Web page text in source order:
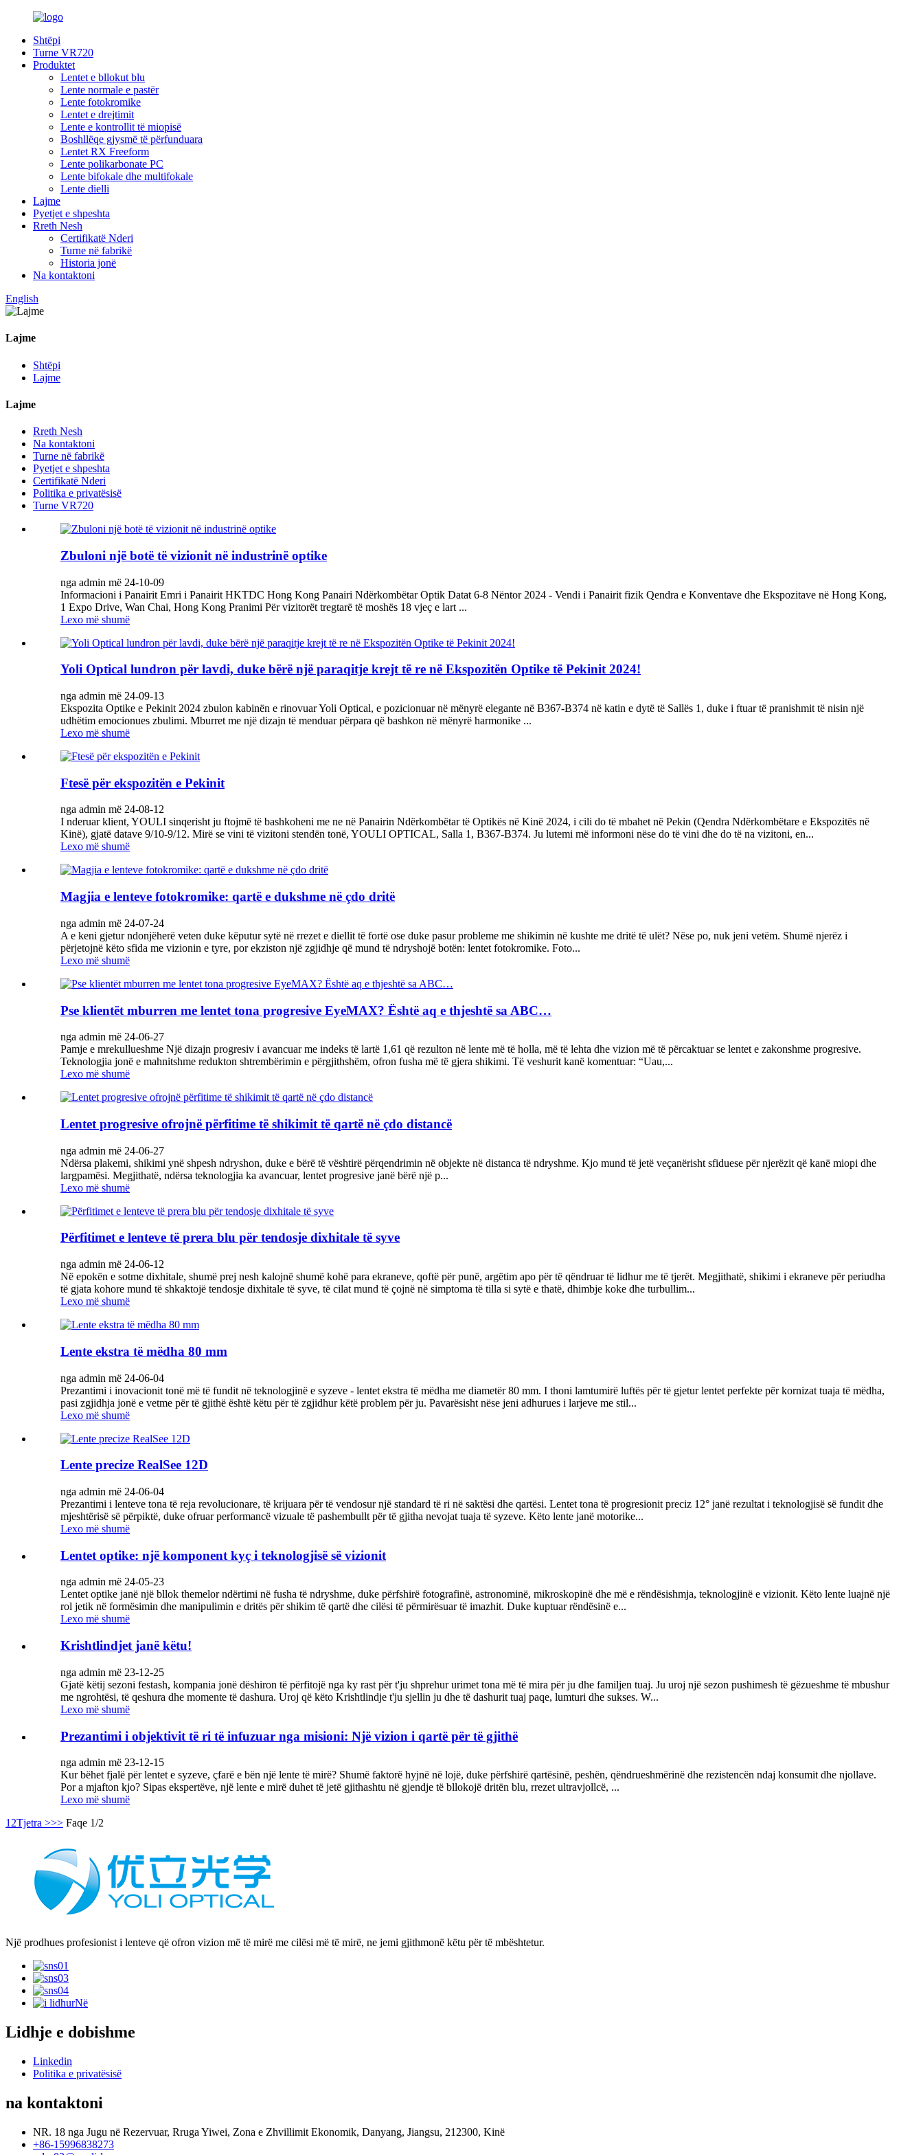
Shtëpi
Turne VR720
Produktet
Lentet e bllokut blu
Lente normale e pastër
Lente fotokromike
Lentet e drejtimit
Lente e kontrollit të miopisë
Boshllëqe gjysmë të përfunduara
Lentet RX Freeform
Lente polikarbonate PC
Lente bifokale dhe multifokale
Lente dielli
Lajme
Pyetjet e shpeshta
Rreth Nesh
Certifikatë Nderi
Turne në fabrikë
Historia jonë
Na kontaktoni
English
Lajme
Shtëpi
Lajme
Lajme
Rreth Nesh
Na kontaktoni
Turne në fabrikë
Pyetjet e shpeshta
Certifikatë Nderi
Politika e privatësisë
Turne VR720
Zbuloni një botë të vizionit në industrinë optike
nga admin më 24-10-09
Informacioni i Panairit Emri i Panairit HKTDC Hong Kong Panairi Ndërkombëtar Optik Datat 6-8 Nëntor 2024 - Vendi i Panairit fizik Qendra e Konventave dhe Ekspozitave në Hong Kong,
1 Expo Drive, Wan Chai, Hong Kong Pranimi Për vizitorët tregtarë të moshës 18 vjeç e lart ...
Lexo më shumë
Yoli Optical lundron për lavdi, duke bërë një paraqitje krejt të re në Ekspozitën Optike të Pekinit 2024!
nga admin më 24-09-13
Ekspozita Optike e Pekinit 2024 zbulon kabinën e rinovuar Yoli Optical, e pozicionuar në mënyrë elegante në B367-B374 në katin e dytë të Sallës 1, duke i ftuar të pranishmit të nisin një
udhëtim emocionues zbulimi. Mburret me një dizajn të menduar përpara që bashkon në mënyrë harmonike ...
Lexo më shumë
Ftesë për ekspozitën e Pekinit
nga admin më 24-08-12
I nderuar klient, YOULI sinqerisht ju ftojmë të bashkoheni me ne në Panairin Ndërkombëtar të Optikës në Kinë 2024, i cili do të mbahet në Pekin (Qendra Ndërkombëtare e Ekspozitës në
Kinë), gjatë datave 9/10-9/12. Mirë se vini të vizitoni stendën tonë, YOULI OPTICAL, Salla 1, B367-B374. Ju lutemi më informoni nëse do të vini dhe do të na vizitoni, en...
Lexo më shumë
Magjia e lenteve fotokromike: qartë e dukshme në çdo dritë
nga admin më 24-07-24
A e keni gjetur ndonjëherë veten duke këputur sytë në rrezet e diellit të fortë ose duke pasur probleme me shikimin në kushte me dritë të ulët? Nëse po, nuk jeni vetëm. Shumë njerëz i
përjetojnë këto sfida me vizionin e tyre, por ekziston një zgjidhje që mund të ndryshojë botën: lentet fotokromike. Foto...
Lexo më shumë
Pse klientët mburren me lentet tona progresive EyeMAX? Është aq e thjeshtë sa ABC…
nga admin më 24-06-27
Pamje e mrekullueshme Një dizajn progresiv i avancuar me indeks të lartë 1,61 që rezulton në lente më të holla, më të lehta dhe vizion më të përcaktuar se lentet e zakonshme progresive.
Teknologjia jonë e mahnitshme redukton shtrembërimin e përgjithshëm, ofron fusha më të gjera shikimi. Të veshurit kanë komentuar: “Uau,...
Lexo më shumë
Lentet progresive ofrojnë përfitime të shikimit të qartë në çdo distancë
nga admin më 24-06-27
Ndërsa plakemi, shikimi ynë shpesh ndryshon, duke e bërë të vështirë përqendrimin në objekte në distanca të ndryshme. Kjo mund të jetë veçanërisht sfiduese për njerëzit që kanë miopi dhe
largpamësi. Megjithatë, ndërsa teknologjia ka avancuar, lentet progresive janë bërë një p...
Lexo më shumë
Përfitimet e lenteve të prera blu për tendosje dixhitale të syve
nga admin më 24-06-12
Në epokën e sotme dixhitale, shumë prej nesh kalojnë shumë kohë para ekraneve, qoftë për punë, argëtim apo për të qëndruar të lidhur me të tjerët. Megjithatë, shikimi i ekraneve për periudha
të gjata kohore mund të shkaktojë tendosje dixhitale të syve, të cilat mund të çojnë në simptoma të tilla si sytë e thatë, dhimbje koke dhe turbullim...
Lexo më shumë
Lente ekstra të mëdha 80 mm
nga admin më 24-06-04
Prezantimi i inovacionit tonë më të fundit në teknologjinë e syzeve - lentet ekstra të mëdha me diametër 80 mm. I thoni lamtumirë luftës për të gjetur lentet perfekte për kornizat tuaja të mëdha,
pasi zgjidhja jonë e vetme për të gjithë është këtu për të zgjidhur këtë problem për ju. Pavarësisht nëse jeni adhurues i larjeve me stil...
Lexo më shumë
Lente precize RealSee 12D
nga admin më 24-06-04
Prezantimi i lenteve tona të reja revolucionare, të krijuara për të vendosur një standard të ri në saktësi dhe qartësi. Lentet tona të progresionit preciz 12° janë rezultat i teknologjisë së fundit dhe
mjeshtërisë së përpiktë, duke ofruar performancë vizuale të pashembullt për të gjitha nevojat tuaja të syzeve. Këto lente janë motorike...
Lexo më shumë
Lentet optike: një komponent kyç i teknologjisë së vizionit
nga admin më 24-05-23
Lentet optike janë një bllok themelor ndërtimi në fusha të ndryshme, duke përfshirë fotografinë, astronominë, mikroskopinë dhe më e rëndësishmja, teknologjinë e vizionit. Këto lente luajnë një
rol jetik në formësimin dhe manipulimin e dritës për shikim të qartë dhe cilësi të përmirësuar të imazhit. Duke kuptuar rëndësinë e...
Lexo më shumë
Krishtlindjet janë këtu!
nga admin më 23-12-25
Gjatë këtij sezoni festash, kompania jonë dëshiron të përfitojë nga ky rast për t'ju shprehur urimet tona më të mira për ju dhe familjen tuaj. Ju uroj një sezon pushimesh të gëzueshme të mbushur
me ngrohtësi, të qeshura dhe momente të dashura. Uroj që këto Krishtlindje t'ju sjellin ju dhe të dashurit tuaj paqe, lumturi dhe sukses. W...
Lexo më shumë
Prezantimi i objektivit të ri të infuzuar nga misioni: Një vizion i qartë për të gjithë
nga admin më 23-12-15
Kur bëhet fjalë për lentet e syzeve, çfarë e bën një lente të mirë? Shumë faktorë hyjnë në lojë, duke përfshirë qartësinë, peshën, qëndrueshmërinë dhe rezistencën ndaj konsumit dhe njollave.
Por a mjafton kjo? Sipas ekspertëve, një lente e mirë duhet të jetë gjithashtu në gjendje të bllokojë dritën blu, rrezet ultravjollcë, ...
Lexo më shumë
1 2Tjetra >>> Faqe 1/2
Një prodhues profesionist i lenteve që ofron vizion më të mirë me cilësi më të mirë, ne jemi gjithmonë këtu për të mbështetur.
Lidhje e dobishme
Linkedin
Politika e privatësisë
na kontaktoni
NR. 18 nga Jugu në Rezervuar, Rruga Yiwei, Zona e Zhvillimit Ekonomik, Danyang, Jiangsu, 212300, Kinë
+86-15996838273